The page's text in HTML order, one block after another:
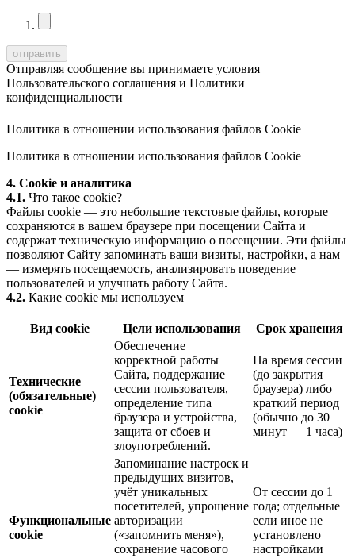
Отправляя сообщение вы принимаете условия
Пользовательского соглашения и Политики
конфиденциальности
Политика в отношении использования файлов Cookie
Политика в отношении использования файлов Cookie
4. Cookie и аналитика
4.1. Что такое cookie?
Файлы cookie — это небольшие текстовые файлы, которые
сохраняются в вашем браузере при посещении Сайта и
содержат техническую информацию о посещении. Эти файлы
позволяют Сайту запоминать ваши визиты, настройки, а нам
— измерять посещаемость, анализировать поведение
пользователей и улучшать работу Сайта.
4.2. Какие cookie мы используем
Вид cookie Цели использования Срок хранения
Технические
(обязательные)
cookie
Обеспечение
корректной работы
Сайта, поддержание
сессии пользователя,
определение типа
браузера и устройства,
защита от сбоев и
злоупотреблений.
На время сессии
(до закрытия
браузера) либо
краткий период
(обычно до 30
минут — 1 часа)
Функциональные
cookie
Запоминание настроек и
предыдущих визитов,
учёт уникальных
посетителей, упрощение
авторизации
(«запомнить меня»),
сохранение часового
От сессии до 1
года; отдельные
если иное не
установлено
настройками